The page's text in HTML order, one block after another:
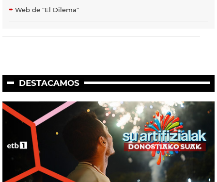
Web de "El Dilema"
DESTACAMOS